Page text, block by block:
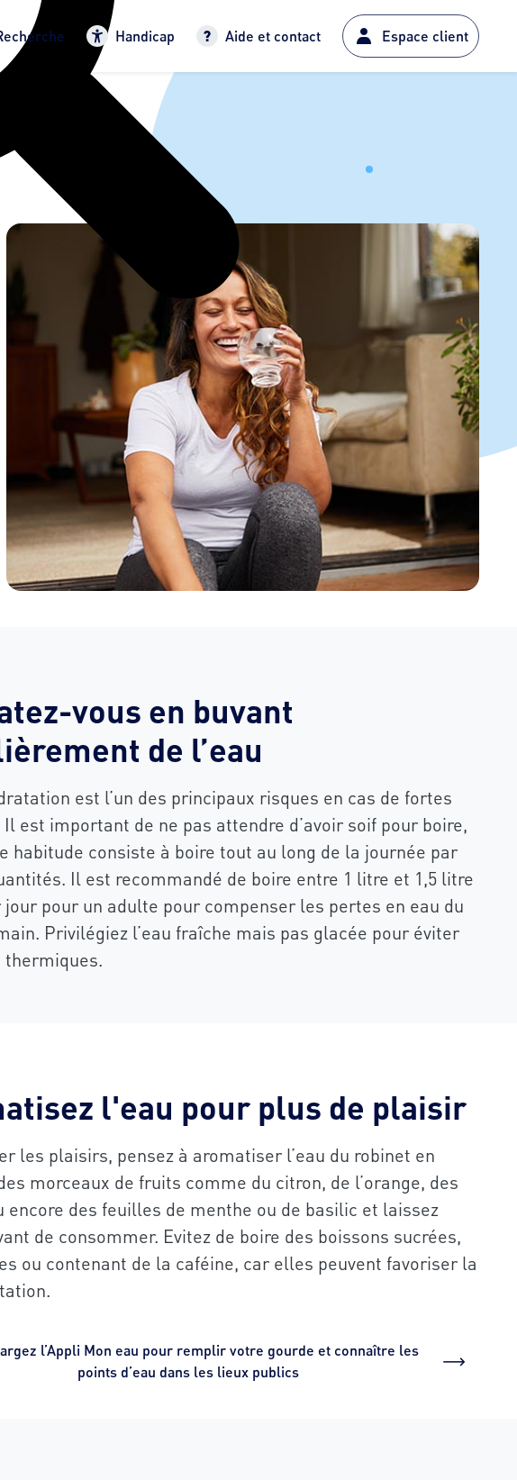
Handicap Aide et contact Espace client
vous en buvant
de l’eau
est l’un des principaux risques en cas de fortes
est important de ne pas attendre d’avoir soif pour boire,
habitude consiste à boire tout au long de la journée par
Il est recommandé de boire entre 1 litre et 1,5 litre
jour pour un adulte pour compenser les pertes en eau du
Privilégiez l’eau fraîche mais pas glacée pour éviter
thermiques.
l'eau pour plus de plaisir
les plaisirs, pensez à aromatiser l’eau du robinet en
morceaux de fruits comme du citron, de l’orange, des
encore des feuilles de menthe ou de basilic et laissez
de consommer. Evitez de boire des boissons sucrées,
ou contenant de la caféine, car elles peuvent favoriser la
l’Appli Mon eau pour remplir votre gourde et connaître les
points d’eau dans les lieux publics